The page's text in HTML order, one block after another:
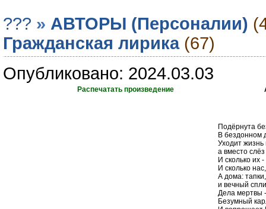
??? » АВТОРЫ (Персоналии)
Гражданская лирика (67)
Опубликовано: 2024.03.03
Распечатать произведение
Подёрнута
В бездонном
Уходит жизнь
а вместо
И сколько их
И сколько
А дома:
и вечный
Дела мертвы
Безумный